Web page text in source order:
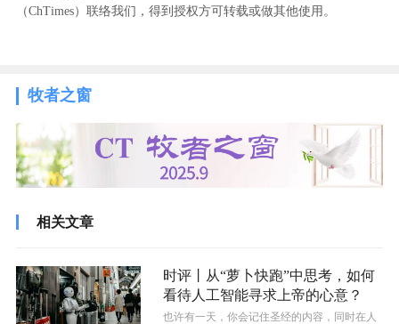
（ChTimes）联络我们，得到授权方可转载或做其他使用。
牧者之窗
相关文章
时评丨从“萝卜快跑”中思考，如何
看待人工智能寻求上帝的心意？
也许有一天，你会记住圣经的内容，同时在人